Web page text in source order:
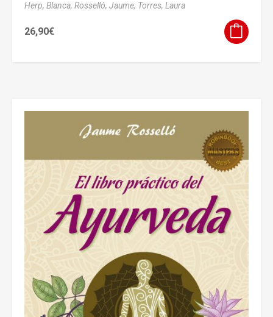
Herp, Blanca, Rosselló, Jaume, Torres, Laura
26,90€